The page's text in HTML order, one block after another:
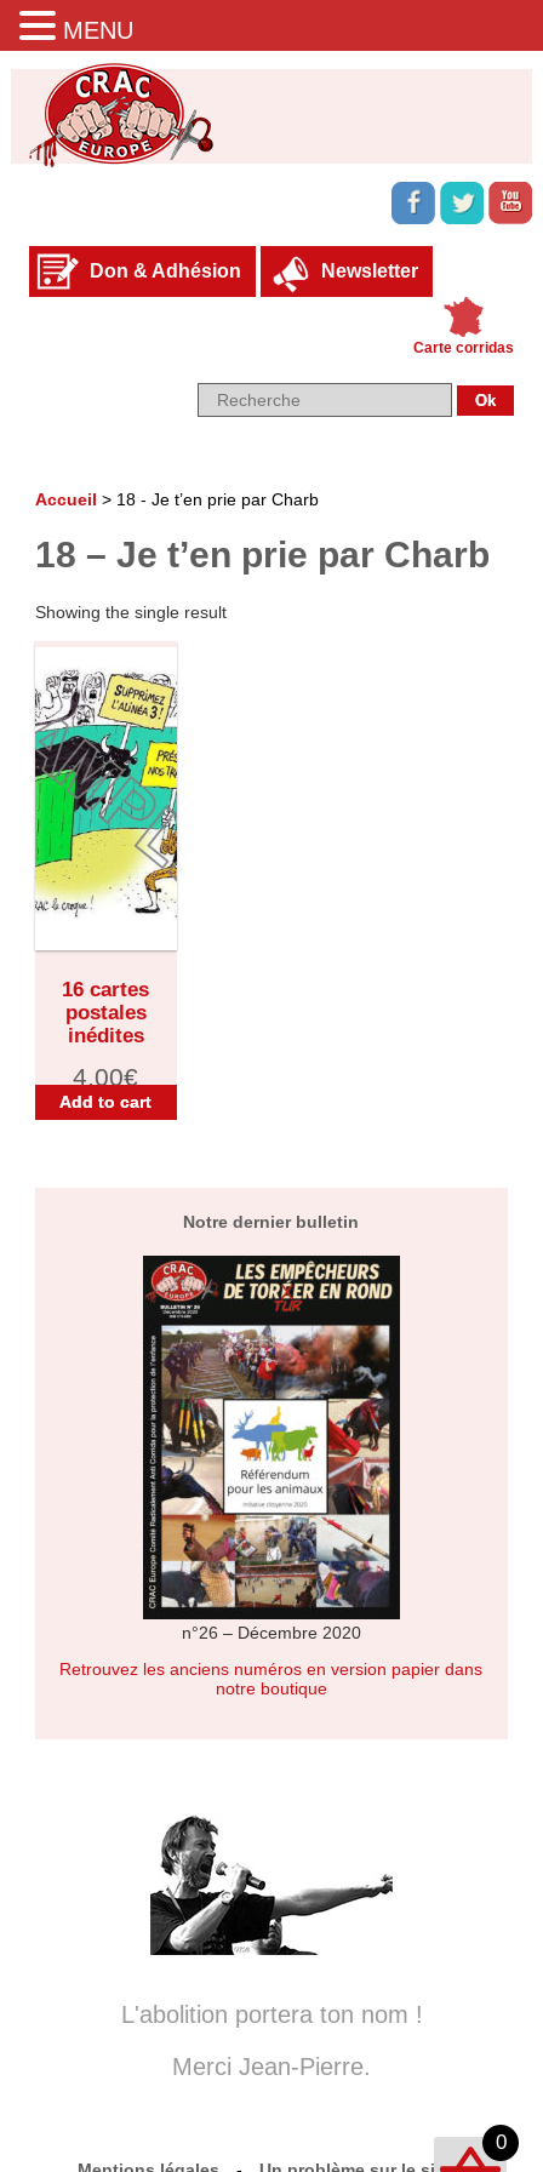
Don & Adhésion Newsletter
Carte corridas
Accueil > 18 - Je t’en prie par Charb
18 – Je t’en prie par Charb
Showing the single result
16 cartes
postales
inédites
4,00€
Add to cart
Notre dernier bulletin
n°26 – Décembre 2020
Retrouvez les anciens numéros en version papier dans
notre boutique
L'abolition portera ton nom !
Merci Jean-Pierre.
0
MENU